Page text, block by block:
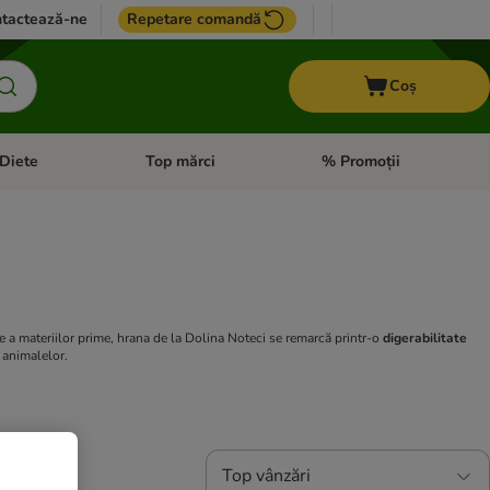
ne Repetare comandă
Coș
Pești
meniul cu categorii: CaiDeschideți meniul cu categorii: + VET Diete
Top mărci Deschideți meniul cu
% Promoții
a materiilor prime, hrana de la Dolina Noteci se remarcă printr-o digerabilitate
Top vânzări